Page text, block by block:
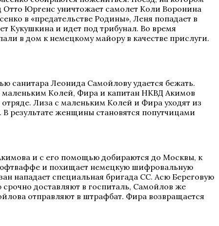
Юргенс уничтожает самолет Коли Воронина
в «предательстве Родины», Леня попадает в
Кукушкина и идет под трибунал. Во время
в дом к немецкому майору в качестве прислуги.
санитара Леонида Самойлову удается бежать.
маленьким Колей, Фира и капитан НКВД Акимов
Лиза с маленьким Колей и Фира уходят из
результате женщины становятся попутчицами
и с его помощью добираются до Москвы, к
и похищает немецкую шифровальную
нападает специальная бригада СС. Асю Береговую
срочно доставляют в госпиталь, Самойлов же
отправляют в штрафбат. Фира возвращается